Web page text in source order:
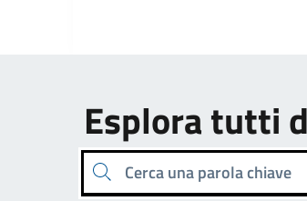
Esplora tutti
Cerca una parola chiave